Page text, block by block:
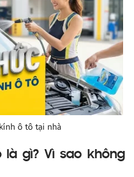
ô tô tại nhà
là gì? Vì sao không